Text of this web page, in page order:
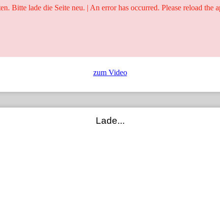
zum Video
Lade...
Bitte lade die Seite neu. | An error has occurred. Please reload the